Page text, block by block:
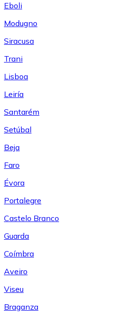
Eboli
Modugno
Siracusa
Trani
Lisboa
Leiría
Santarém
Setúbal
Beja
Faro
Évora
Portalegre
Castelo Branco
Guarda
Coímbra
Aveiro
Viseu
Braganza